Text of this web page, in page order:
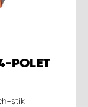
POLET
stik